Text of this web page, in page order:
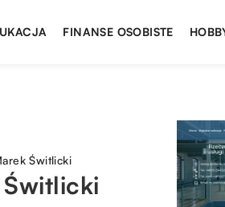
FINANSE OSOBISTE
Świtlicki
Świtlicki